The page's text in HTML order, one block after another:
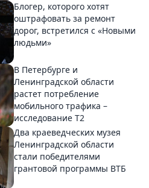
Блогер, которого хотят
оштрафовать за ремонт
дорог, встретился с «Новыми
людьми»
В Петербурге и
Ленинградской области
растет потребление
мобильного трафика –
исследование T2
Два краеведческих музея
Ленинградской области
стали победителями
грантовой программы ВТБ